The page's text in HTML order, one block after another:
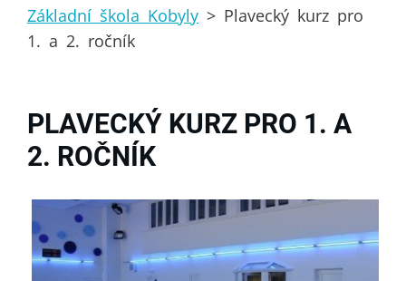
Základní škola Kobyly > Plavecký kurz pro
1. a 2. ročník
PLAVECKÝ KURZ PRO 1. A
2. ROČNÍK